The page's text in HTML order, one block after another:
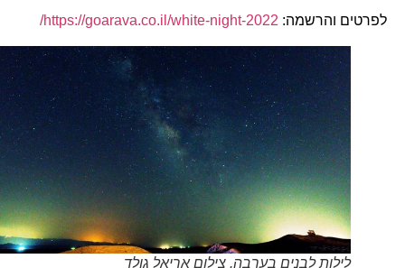
לפרטים והרשמה:https://goarava.co.il/white-night-2022/
לילות לבנים בערבה. צילום אריאל גולד